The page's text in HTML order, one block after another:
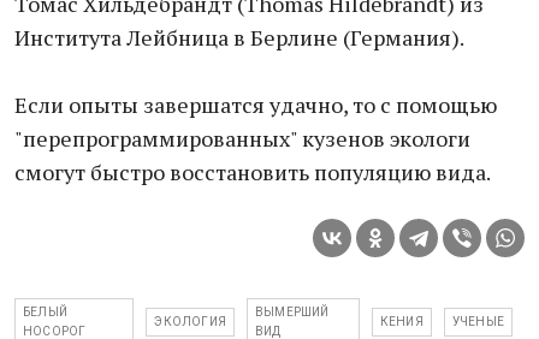
Института Лейбница в Берлине (Германия).
Если опыты завершатся удачно, то с помощью
"перепрограммированных" кузенов экологи
смогут быстро восстановить популяцию вида.
БЕЛЫЙ
НОСОРОГ
ЭКОЛОГИЯ
ВЫМЕРШИЙ
ВИД
КЕНИЯ УЧЕНЫЕ